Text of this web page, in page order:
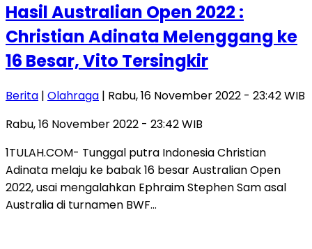
Hasil Australian Open 2022 :
Christian Adinata Melenggang ke
16 Besar, Vito Tersingkir
Berita | Olahraga | Rabu, 16 November 2022 - 23:42 WIB
Rabu, 16 November 2022 - 23:42 WIB
1TULAH.COM- Tunggal putra Indonesia Christian
Adinata melaju ke babak 16 besar Australian Open
2022, usai mengalahkan Ephraim Stephen Sam asal
Australia di turnamen BWF…